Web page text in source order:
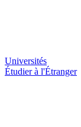
Universités
Étudier à l'Étranger